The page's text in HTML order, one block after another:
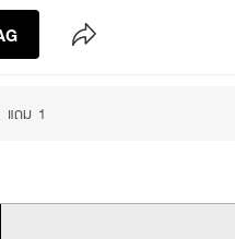
แถม 1